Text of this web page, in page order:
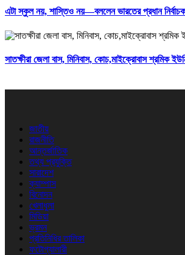
এটা স্কুল নয়, শাস্তিও নয়—বললেন ভারতের প্রধান নির্বাচক
সাতক্ষীরা জেলা বাস, মিনিবাস, কোচ,মাইক্রোবাস শ্রমিক
জাতীয়
রাজনীতি
আন্তর্জাতিক
তথ্য প্রযুক্তি
সারাদেশ
ক্যাম্পাস
বিনোদন
খেলাধুলা
মিডিয়া
ভ্রমন
প্রতিনিধির তালিকা
ফটোগ্যালারী